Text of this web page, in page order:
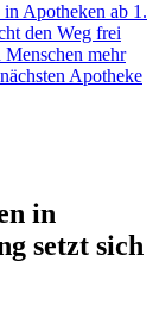
Apotheken ab 1.
den Weg frei
mehr
Apotheke
in
setzt sich